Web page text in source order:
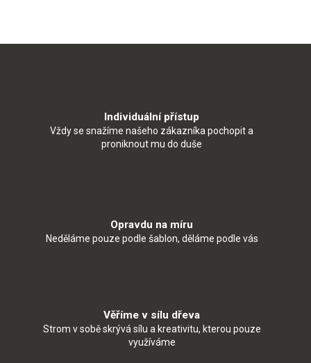
Individuální přístup
Vždy se snažíme našeho zákazníka pochopit a
proniknout mu do duše
Opravdu na míru
Neděláme pouze podle šablon, děláme podle vás
Věříme v sílu dřeva
Strom v sobě skrývá sílu a kreativitu, kterou pouze
využíváme